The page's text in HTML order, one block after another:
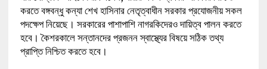
করতে বঙ্গবন্ধু কন্যা শেখ হাসিনার নেতৃত্বাধীন সরকার প্রযোজনীয় সকল
পদক্ষেপ নিয়েছে। সরকারের পাশাপাশি নাগরকিদেরও দায়িত্ব পালন করতে
হবে। কৈশরকালে সন্তানদের প্রজনন স্বাস্থ্যের বিষয়ে সঠিক তথ্য
প্রাপ্তি নিশ্চিত করতে হবে।